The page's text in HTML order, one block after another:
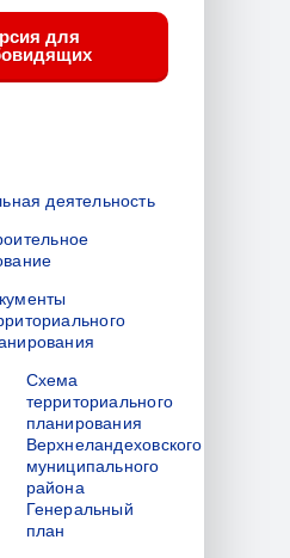
для
деятельность
Схема
территориального
планирования
Верхнеландеховского
муниципального
района
Генеральный
план